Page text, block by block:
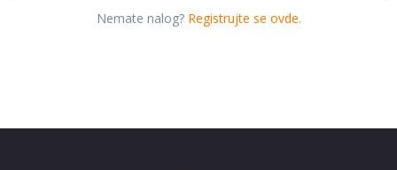
Nemate nalog? Registrujte se ovde.